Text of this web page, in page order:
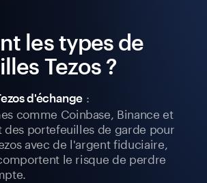
les types de
Tezos ?
d'échange :
comme Coinbase, Binance et
des portefeuilles de garde pour
avec de l'argent fiduciaire,
le risque de perdre